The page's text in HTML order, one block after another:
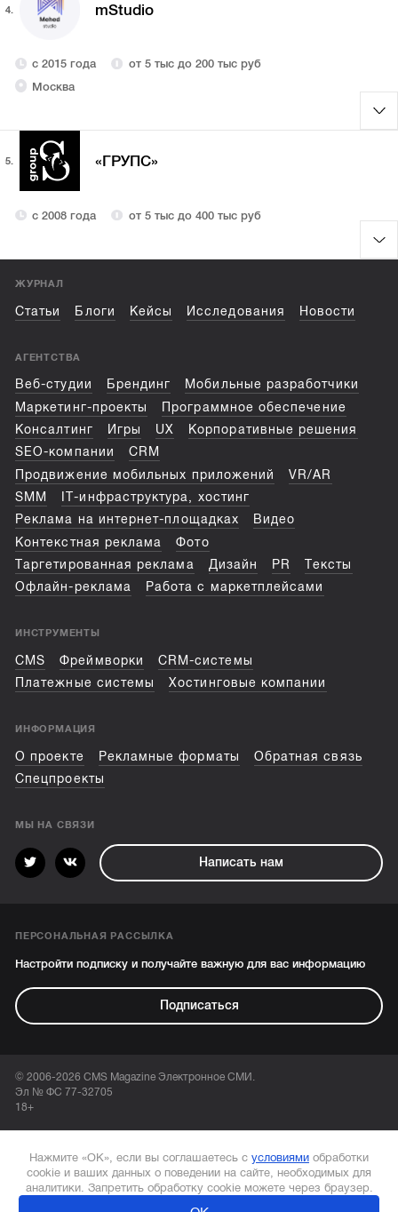
4. mStudio
с 2015 года
от 5 тыс до 200 тыс руб
Москва
5. «ГРУПС»
с 2008 года от 5 тыс до 400 тыс руб
ЖУРНАЛ
Статьи Блоги Кейсы Исследования Новости
АГЕНТСТВА
Веб-студии Брендинг
Мобильные разработчики
Маркетинг-проекты
Программное обеспечение
Консалтинг
Игры UX
Корпоративные решения
SEO-компании
CRM
Продвижение мобильных приложений
VR/AR
SMM
IT-инфраструктура, хостинг
Реклама на интернет-площадках
Видео
Контекстная реклама
Фото
Таргетированная реклама
Дизайн PR
Тексты
Офлайн-реклама
Работа с маркетплейсами
ИНСТРУМЕНТЫ
CMS Фреймворки
CRM-системы
Платежные системы
Хостинговые компании
ИНФОРМАЦИЯ
О проекте Рекламные форматы
Обратная связь
Спецпроекты
МЫ НА СВЯЗИ
Написать нам
ПЕРСОНАЛЬНАЯ РАССЫЛКА
Настройти подписку и получайте важную для вас информацию
Подписаться
© 2006-2026 CMS Magazine Электронное СМИ.
Эл № ФС 77-32705
18+
Нажмите «ОК», если вы соглашаетесь с условиями обработки
cookie и ваших данных о поведении на сайте, необходимых для
аналитики. Запретить обработку cookie можете через браузер.